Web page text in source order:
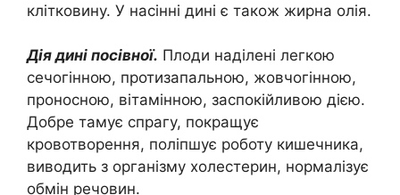
клітковину. У насінні дині є також жирна олія.
Дія дині посівної. Плоди наділені легкою
сечогінною, протизапальною, жовчогінною,
проносною, вітамінною, заспокійливою дією.
Добре тамує спрагу, покращує
кровотворення, поліпшує роботу кишечника,
виводить з організму холестерин, нормалізує
обмін речовин.